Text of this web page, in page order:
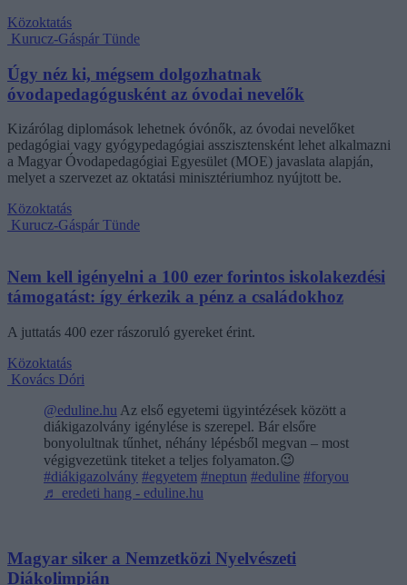
Közoktatás
Kurucz-Gáspár Tünde
Úgy néz ki, mégsem dolgozhatnak
óvodapedagógusként az óvodai nevelők
Kizárólag diplomások lehetnek óvónők, az óvodai nevelőket
pedagógiai vagy gyógypedagógiai asszisztensként lehet alkalmazni
a Magyar Óvodapedagógiai Egyesület (MOE) javaslata alapján,
melyet a szervezet az oktatási minisztériumhoz nyújtott be.
Közoktatás
Kurucz-Gáspár Tünde
Nem kell igényelni a 100 ezer forintos iskolakezdési
támogatást: így érkezik a pénz a családokhoz
A juttatás 400 ezer rászoruló gyereket érint.
Közoktatás
Kovács Dóri
@eduline.hu Az első egyetemi ügyintézések között a
diákigazolvány igénylése is szerepel. Bár elsőre
bonyolultnak tűnhet, néhány lépésből megvan – most
végigvezetünk titeket a teljes folyamaton.😉
#diákigazolvány #egyetem #neptun #eduline #foryou
♬ eredeti hang - eduline.hu
Magyar siker a Nemzetközi Nyelvészeti
Diákolimpián